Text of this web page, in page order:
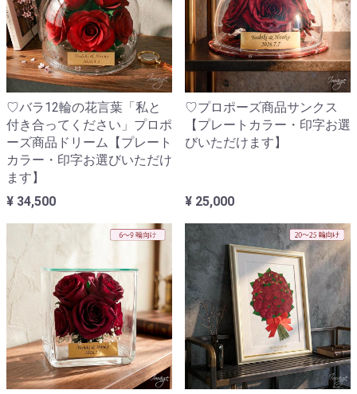
♡バラ12輪の花言葉「私と
付き合ってください」プロポ
ーズ商品ドリーム【プレート
カラー・印字お選びいただけ
ます】
¥ 34,500
♡プロポーズ商品サンクス
【プレートカラー・印字お選
びいただけます】
¥ 25,000